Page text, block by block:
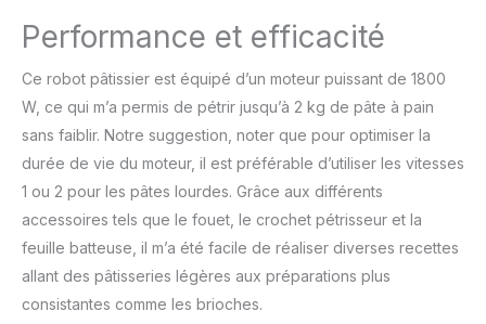
préparation de vos propres repas délicieux.
inoxydable de 5,5 litres est suffisamment
grand pour une variété de recettes. Le
couvercle transparent anti-éclaboussures
permet d'ajouter facilement les ingrédients
et de surveiller le processus de
pétrissage.Les 5 ventouses antidérapantes
en silicone assurent une prise en main idéale
et réduisent le bruit pendant la fabrication de
la pâte. Lavable au lave-vaisselle
【Certificats et Service Après-Vente】Nos
robot patissier ont obtenu les certificats CE,
Performance et efficacité
Ce robot pâtissier est équipé d’un moteur puissant de 1800
W, ce qui m’a permis de pétrir jusqu’à 2 kg de pâte à pain
sans faiblir. Notre suggestion, noter que pour optimiser la
durée de vie du moteur, il est préférable d’utiliser les vitesses
1 ou 2 pour les pâtes lourdes. Grâce aux différents
accessoires tels que le fouet, le crochet pétrisseur et la
feuille batteuse, il m’a été facile de réaliser diverses recettes
allant des pâtisseries légères aux préparations plus
consistantes comme les brioches.